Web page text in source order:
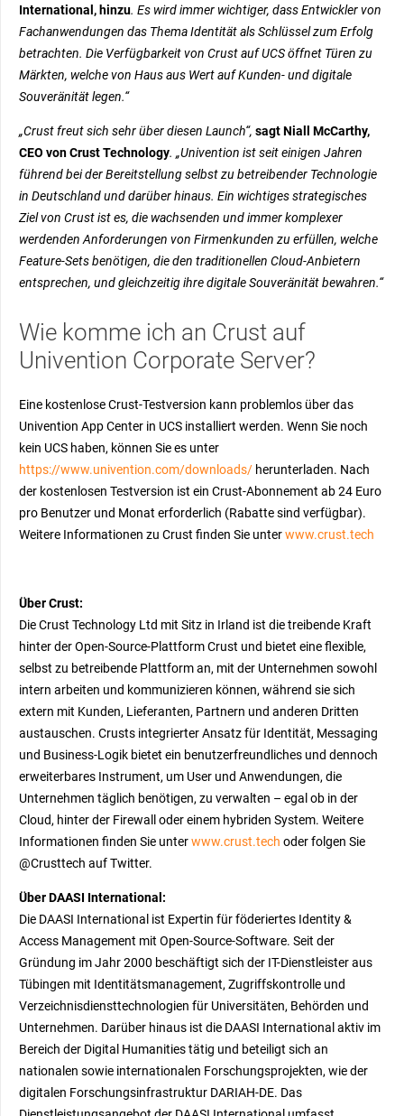
International, hinzu. Es wird immer wichtiger, dass Entwickler von
Fachanwendungen das Thema Identität als Schlüssel zum Erfolg
betrachten. Die Verfügbarkeit von Crust auf UCS öffnet Türen zu
Märkten, welche von Haus aus Wert auf Kunden- und digitale
Souveränität legen.“
„Crust freut sich sehr über diesen Launch“, sagt Niall McCarthy,
CEO von Crust Technology. „Univention ist seit einigen Jahren
führend bei der Bereitstellung selbst zu betreibender Technologie
in Deutschland und darüber hinaus. Ein wichtiges strategisches
Ziel von Crust ist es, die wachsenden und immer komplexer
werdenden Anforderungen von Firmenkunden zu erfüllen, welche
Feature-Sets benötigen, die den traditionellen Cloud-Anbietern
entsprechen, und gleichzeitig ihre digitale Souveränität bewahren.“
Wie komme ich an Crust auf
Univention Corporate Server?
Eine kostenlose Crust-Testversion kann problemlos über das
Univention App Center in UCS installiert werden. Wenn Sie noch
kein UCS haben, können Sie es unter
https://www.univention.com/downloads/ herunterladen. Nach
der kostenlosen Testversion ist ein Crust-Abonnement ab 24 Euro
pro Benutzer und Monat erforderlich (Rabatte sind verfügbar).
Weitere Informationen zu Crust finden Sie unterwww.crust.tech
Über Crust:
Die Crust Technology Ltd mit Sitz in Irland ist die treibende Kraft
hinter der Open-Source-Plattform Crust und bietet eine flexible,
selbst zu betreibende Plattform an, mit der Unternehmen sowohl
intern arbeiten und kommunizieren können, während sie sich
extern mit Kunden, Lieferanten, Partnern und anderen Dritten
austauschen. Crusts integrierter Ansatz für Identität, Messaging
und Business-Logik bietet ein benutzerfreundliches und dennoch
erweiterbares Instrument, um User und Anwendungen, die
Unternehmen täglich benötigen, zu verwalten – egal ob in der
Cloud, hinter der Firewall oder einem hybriden System. Weitere
Informationen finden Sie unterwww.crust.tech oder folgen Sie
@Crusttech auf Twitter.
Über DAASI International:
Die DAASI International ist Expertin für föderiertes Identity &
Access Management mit Open-Source-Software. Seit der
Gründung im Jahr 2000 beschäftigt sich der IT-Dienstleister aus
Tübingen mit Identitätsmanagement, Zugriffskontrolle und
Verzeichnisdiensttechnologien für Universitäten, Behörden und
Unternehmen. Darüber hinaus ist die DAASI International aktiv im
Bereich der Digital Humanities tätig und beteiligt sich an
nationalen sowie internationalen Forschungsprojekten, wie der
digitalen Forschungsinfrastruktur DARIAH-DE. Das